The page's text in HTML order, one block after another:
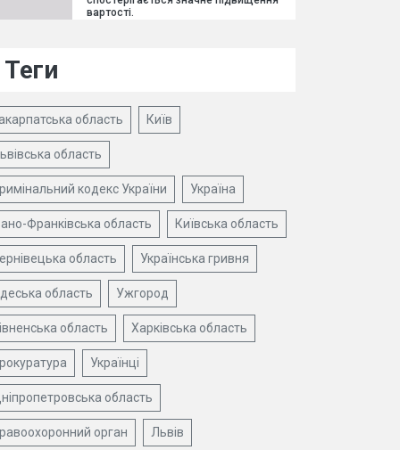
вартості.
Теги
область Київ
область
кодекс України Україна
Франківська область Київська область
область Українська гривня
область Ужгород
область Харківська область
Українці
область
орган Львів